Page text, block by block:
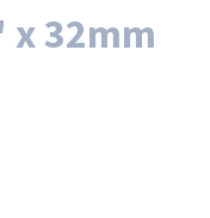
x 32mm